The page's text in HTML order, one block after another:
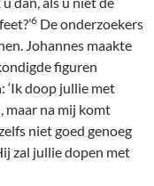
6 De onderzoekers
Johannes maakte
figuren
‘Ik doop jullie met
maar na mij komt
niet goed genoeg
zal jullie dopen met